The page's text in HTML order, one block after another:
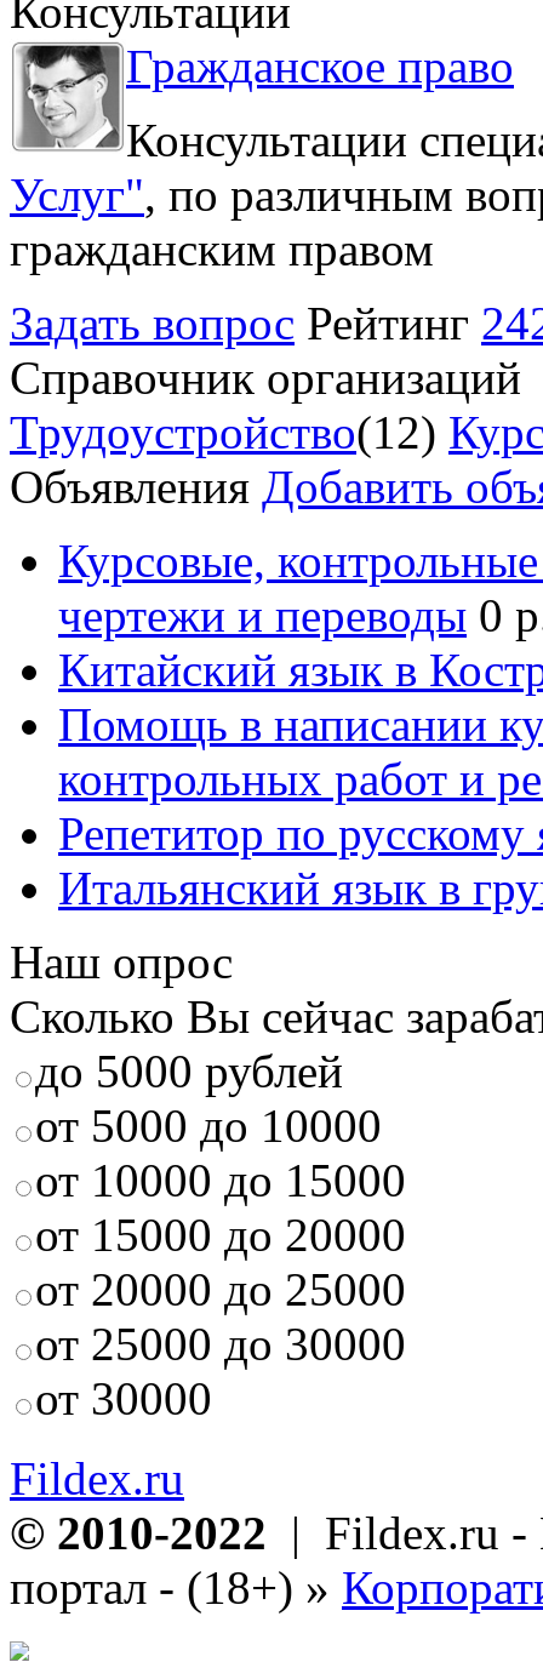
Консультации
Гражданское право
Консультации
Услуг", по различным
гражданским правом
Задать вопрос Рейтинг
Справочник организаций
Трудоустройство(12)
Объявления Добавить
Курсовые,
чертежи и переводы 0
Китайский язык в
Помощь в написании
контрольных работ и
Репетитор по русскому
Итальянский язык в
Наш опрос
Сколько Вы сейчас
до 5000 рублей
от 5000 до 10000
от 10000 до 15000
от 15000 до 20000
от 20000 до 25000
от 25000 до 30000
от 30000
Fildex.ru
© 2010-2022 | Fildex.ru -
портал - (18+) »